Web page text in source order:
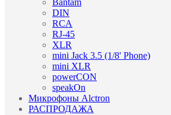
Bantam
DIN
RCA
RJ-45
XLR
mini Jack 3.5 (1/8' Phone)
mini XLR
powerCON
speakOn
Микрофоны Alctron
РАСПРОДАЖА